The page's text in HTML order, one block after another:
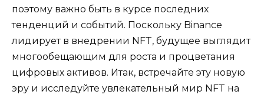
поэтому важно быть в курсе последних
тенденций и событий. Поскольку Binance
лидирует в внедрении NFT, будущее выглядит
многообещающим для роста и процветания
цифровых активов. Итак, встречайте эту новую
эру и исследуйте увлекательный мир NFT на